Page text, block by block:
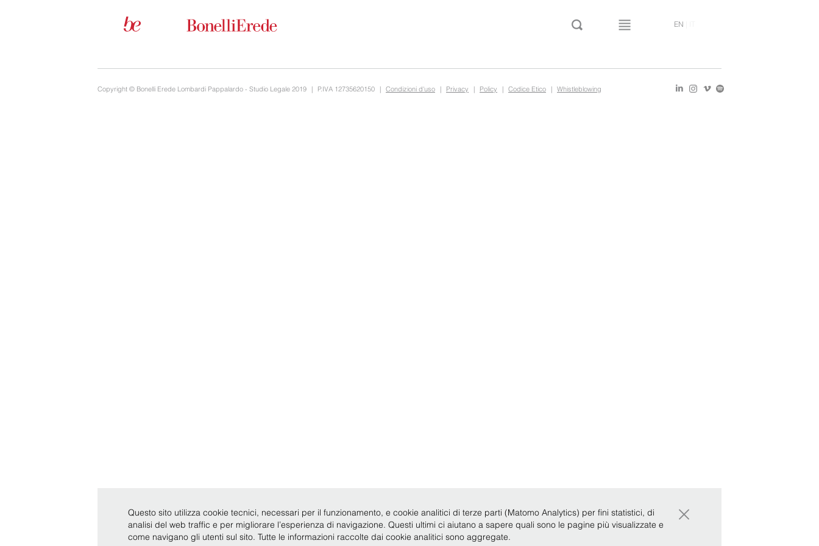
EN
Copyright © Bonelli Erede Lombardi Pappalardo - Studio Legale 2019 | P.IVA 12735620150 | Condizioni d'uso | Privacy | Policy | Codice Etico | Whistleblowing
Questo sito utilizza cookie tecnici, necessari per il funzionamento, e cookie analitici di terze parti (Matomo Analytics) per fini statistici, di
analisi del web traffic e per migliorare l’esperienza di navigazione. Questi ultimi ci aiutano a sapere quali sono le pagine più visualizzate e
come navigano gli utenti sul sito. Tutte le informazioni raccolte dai cookie analitici sono aggregate.
×